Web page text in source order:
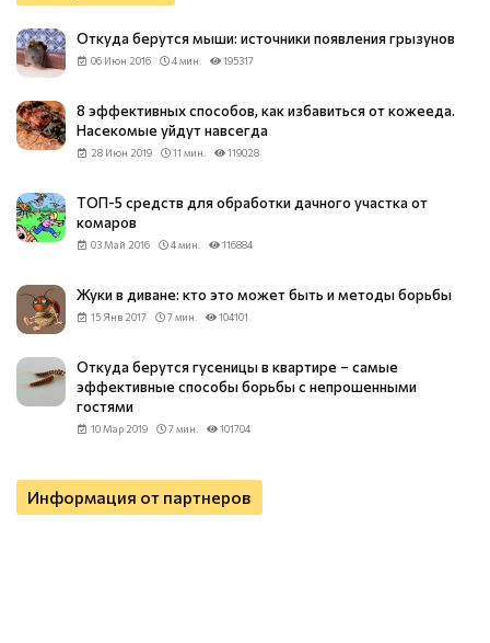
Откуда берутся мыши: источники появления грызунов
06 Июн 2016 4 мин. 195317
8 эффективных способов, как избавиться от кожееда.
Насекомые уйдут навсегда
28 Июн 2019 11 мин. 119028
ТОП-5 средств для обработки дачного участка от
комаров
03 Май 2016 4 мин. 116884
Жуки в диване: кто это может быть и методы борьбы
15 Янв 2017 7 мин. 104101
Откуда берутся гусеницы в квартире – самые
эффективные способы борьбы с непрошенными
гостями
10 Мар 2019 7 мин. 101704
Информация от партнеров